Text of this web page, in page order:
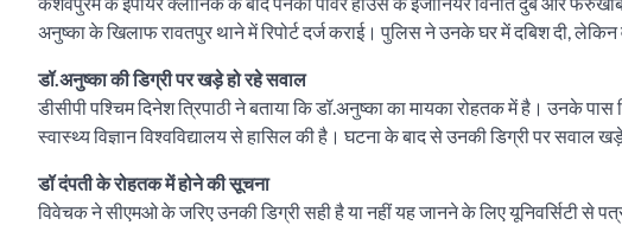
अनुष्का के खिलाफ रावतपुर थाने में रिपोर्ट दर्ज कराई। पुलिस ने उनके घर में दबिश दी,
डॉ.अनुष्का की डिग्री पर खड़े हो रहे सवाल
डीसीपी पश्चिम दिनेश त्रिपाठी ने बताया कि डॉ.अनुष्का का मायका रोहतक में है। उनके
स्वास्थ्य विज्ञान विश्वविद्यालय से हासिल की है। घटना के बाद से उनकी डिग्री पर सवाल
डॉ दंपती के रोहतक में होने की सूचना
विवेचक ने सीएमओ के जरिए उनकी डिग्री सही है या नहीं यह जानने के लिए यूनिवर्सिटी से